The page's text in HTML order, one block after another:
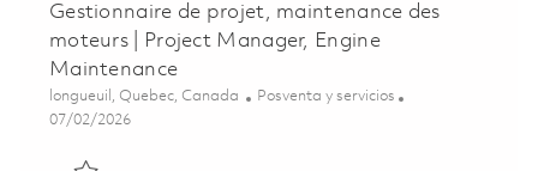
Gestionnaire de projet, maintenance des
moteurs | Project Manager, Engine
Maintenance
Ubicación
longueuil, Quebec, Canada Categoría
Posventa y servicios
Posted Date
07/02/2026